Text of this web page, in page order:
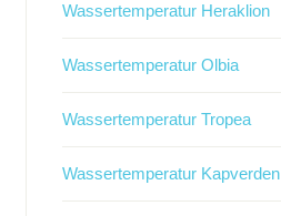
Wassertemperatur Heraklion
Wassertemperatur Olbia
Wassertemperatur Tropea
Wassertemperatur Kapverden